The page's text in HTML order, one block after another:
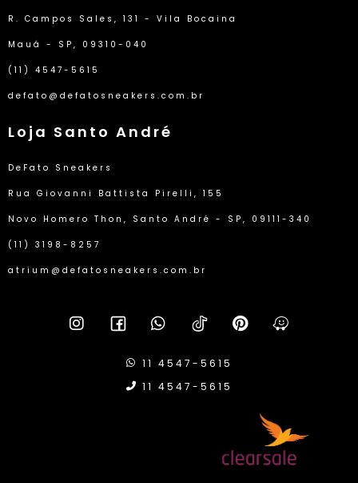
R. Campos Sales, 131 - Vila Bocaina
Mauá - SP, 09310-040
(11) 4547-5615
defato@defatosneakers.com.br
Loja Santo André
DeFato Sneakers
Rua Giovanni Battista Pirelli, 155
Novo Homero Thon, Santo André - SP, 09111-340
(11) 3198-8257
atrium@defatosneakers.com.br
11 4547-5615
11 4547-5615